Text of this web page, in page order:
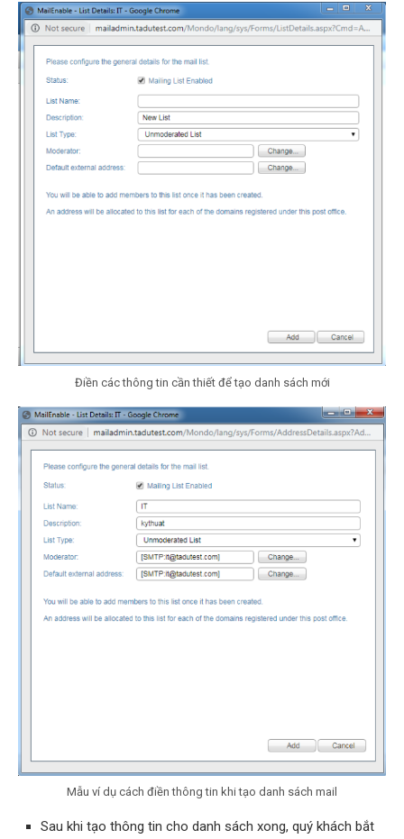
Điền các thông tin cần thiết để tạo danh sách mới
Mẫu ví dụ cách điền thông tin khi tạo danh sách mail
Sau khi tạo thông tin cho danh sách xong, quý khách bắt